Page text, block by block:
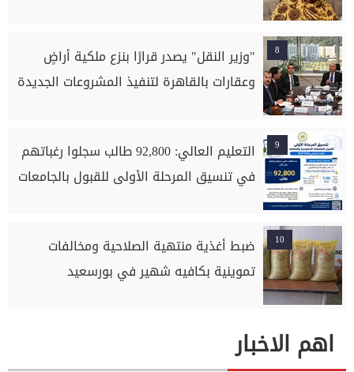
8
"وزير النقل" يصدر قرارًا بنزع ملكية أراضٍ
وعقارات بالقاهرة لتنفيذ المشروعات الجديدة
9
التعليم العالي: 92,800 طالب سجلوا رغباتهم
في تنسيق المرحلة الأولى للقبول بالجامعات
10
ضبط أغذية منتهية الصلاحية ومخالفات
تموينية بكافيه شهير في بورسعيد
اهم الاخبار